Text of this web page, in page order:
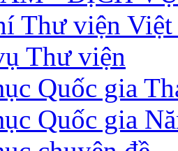
Thư viện Việt
Thư viện
Quốc gia
Quốc gia